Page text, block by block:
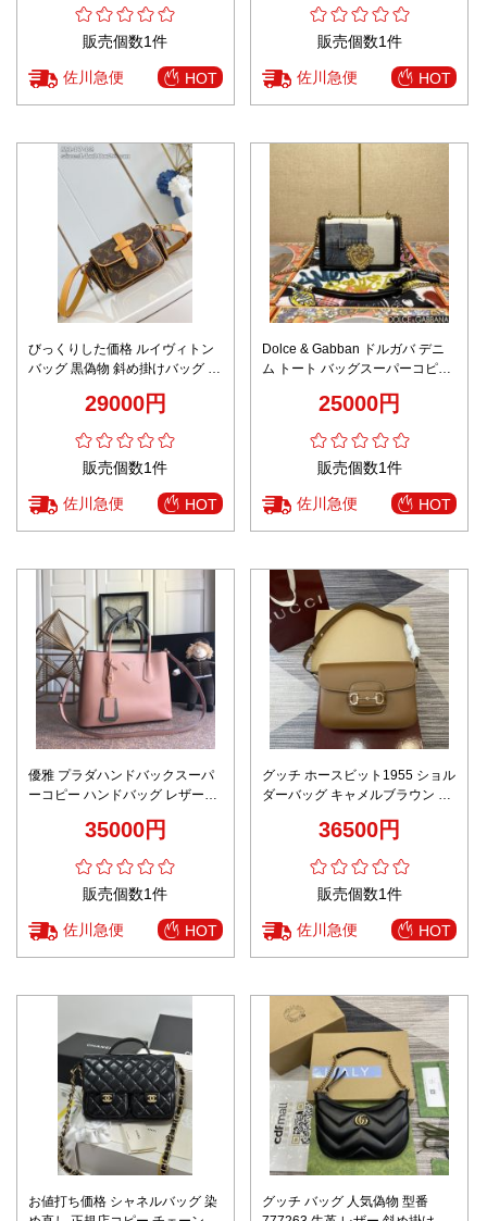
販売個数1件
佐川急便 HOT
販売個数1件
佐川急便 HOT
びっくりした価格 ルイヴィトン
バッグ 黒偽物 斜め掛けバッグ 本
29000円
販売個数1件
佐川急便 HOT
Dolce & Gabban ドルガバ デニ
ム トート バッグスーパーコピー
25000円
販売個数1件
佐川急便 HOT
優雅 プラダハンドバックスーパ
ーコピー ハンドバッグ レザー
35000円
販売個数1件
佐川急便 HOT
グッチ ホースビット1955 ショル
ダーバッグ キャメルブラウン n
寧な縫製 安心サイト 即納対応
36500円
販売個数1件
佐川急便 HOT
お値打ち価格 シャネルバッグ 染
グッチ バッグ 人気偽物 型番